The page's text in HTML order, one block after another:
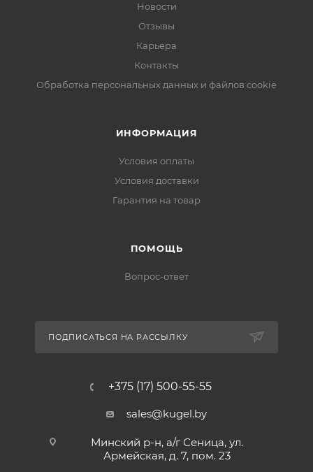
Новости
Отзывы
Карьера
Контакты
Обработка персональных данных и файлов cookie
ИНФОРМАЦИЯ
Условия оплаты
Условия доставки
Гарантия на товар
ПОМОЩЬ
Вопрос-ответ
ПОДПИСАТЬСЯ НА РАССЫЛКУ
+375 (17) 500-55-55
sales@kugel.by
Минский р-н, а/г Сеница, ул.
Армейская, д. 7, пом. 23